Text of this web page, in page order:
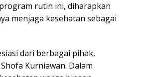
rutin ini, diharapkan
menjaga kesehatan sebagai
dari berbagai pihak,
Kurniawan. Dalam